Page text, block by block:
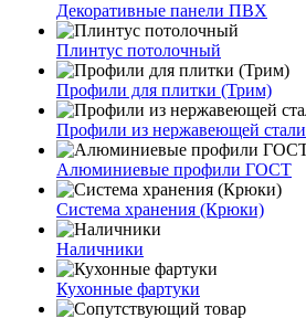
Декоративные панели ПВХ
Плинтус потолочный
Профили для плитки (Трим)
Профили из нержавеющей стали
Алюминиевые профили ГОСТ
Система хранения (Крюки)
Наличники
Кухонные фартуки